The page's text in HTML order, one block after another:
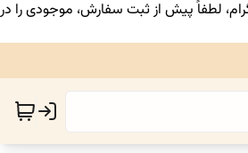
لطفاً پیش از ثبت سفارش، موجودی را در